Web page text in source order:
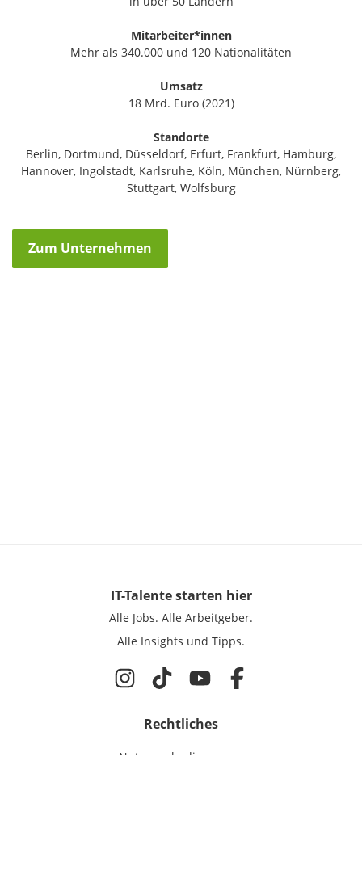
Mitarbeiter*innen
Mehr als 340.000 und 120 Nationalitäten
Umsatz
18 Mrd. Euro (2021)
Standorte
Berlin, Dortmund, Düsseldorf, Erfurt, Frankfurt, Hamburg,
Hannover, Ingolstadt, Karlsruhe, Köln, München, Nürnberg,
Stuttgart, Wolfsburg
Zum Unternehmen
IT-Talentestarten hier
Alle Jobs. Alle Arbeitgeber.
Alle Insights und Tipps.
Rechtliches
Nutzungsbedingungen